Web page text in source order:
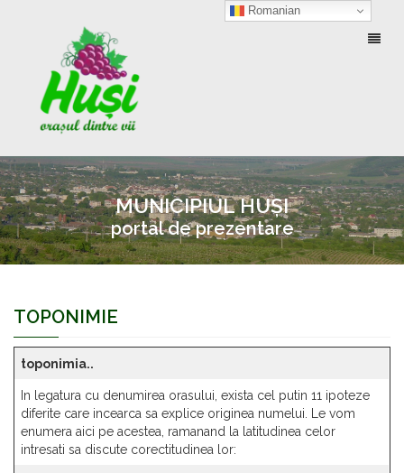
MUNICIPIUL HUȘI
portal de prezentare
TOPONIMIE
toponimia..
In legatura cu denumirea orasului, exista cel putin 11 ipoteze
diferite care incearca sa explice originea numelui. Le vom
enumera aici pe acestea, ramanand la latitudinea celor
intresati sa discute corectitudinea lor:
Romanian